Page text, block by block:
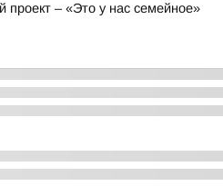
– «Это у нас семейное»